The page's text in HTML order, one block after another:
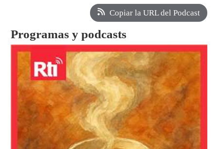
Copiar la URL del Podcast
Programas y podcasts